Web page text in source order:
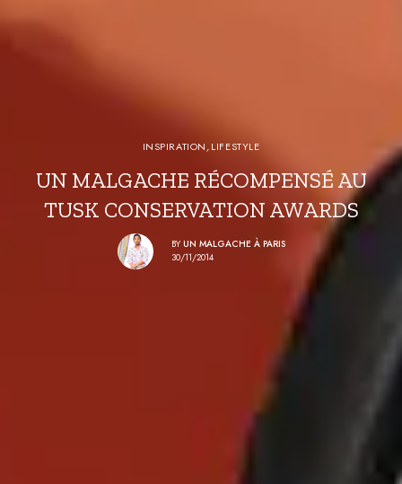
INSPIRATION,LIFESTYLE
UN MALGACHE RÉCOMPENSÉ AU
TUSK CONSERVATION AWARDS
BY UN MALGACHE À PARIS
30/11/2014